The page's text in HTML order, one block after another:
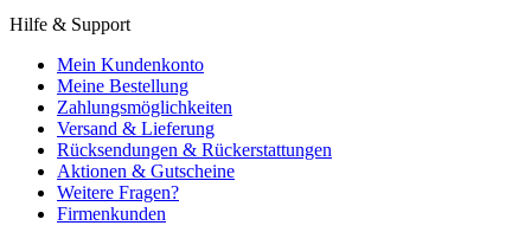
Hilfe & Support
Mein Kundenkonto
Meine Bestellung
Zahlungsmöglichkeiten
Versand & Lieferung
Rücksendungen & Rückerstattungen
Aktionen & Gutscheine
Weitere Fragen?
Firmenkunden